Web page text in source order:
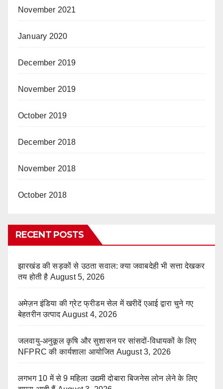
November 2021
January 2020
December 2019
November 2019
October 2019
December 2018
November 2018
October 2018
RECENT POSTS
झारखंड की सड़कों से उठता सवाल: क्या जवाबदेही भी सत्ता देखकर
तय होती है August 5, 2026
अमेज़न इंडिया की ग्रेट फ्रीडम सेल में खरीदें एआई द्वारा चुने गए
बेहतरीन उत्पाद August 4, 2026
जलवायु-अनुकूल कृषि और सुशासन पर सांसदों-विधायकों के लिए
NFPRC की कार्यशाला आयोजित August 3, 2026
लगभग 10 में से 9 महिला उद्यमी दोबारा बिजनेस लोन लेने के लिए